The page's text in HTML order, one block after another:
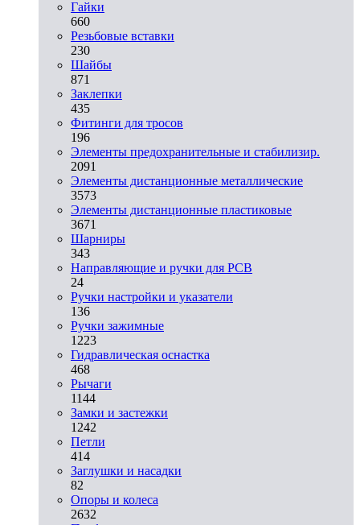
Гайки
660
Резьбовые вставки
230
Шайбы
871
Заклепки
435
Фитинги для тросов
196
Элементы предохранительные и стабилизир.
2091
Элементы дистанционные металлические
3573
Элементы дистанционные пластиковые
3671
Шарниры
343
Направляющие и ручки для PCB
24
Ручки настройки и указатели
136
Ручки зажимные
1223
Гидравлическая оснастка
468
Рычаги
1144
Замки и застежки
1242
Петли
414
Заглушки и насадки
82
Опоры и колеса
2632